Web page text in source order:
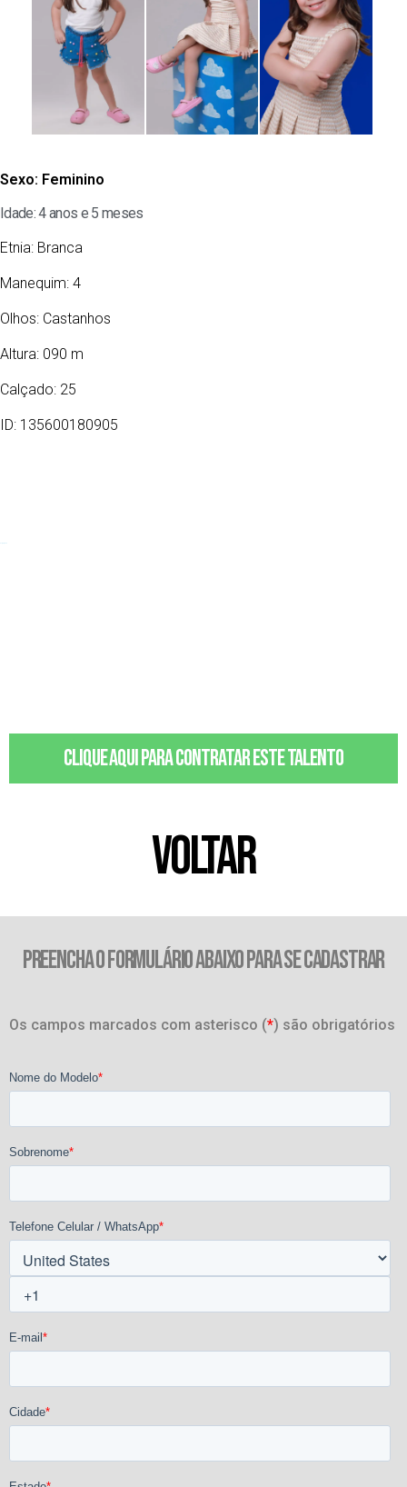
Sexo: Feminino
Idade: 4 anos e 5 meses
Etnia: Branca
Manequim: 4
Olhos: Castanhos
Altura: 090 m
Calçado: 25
ID: 135600180905
Clique aqui para contratar este talento
VOLTAR
PREENCHA O FORMULÁRIO ABAIXO PARA SE CADASTRAR
Os campos marcados com asterisco (*) são obrigatórios